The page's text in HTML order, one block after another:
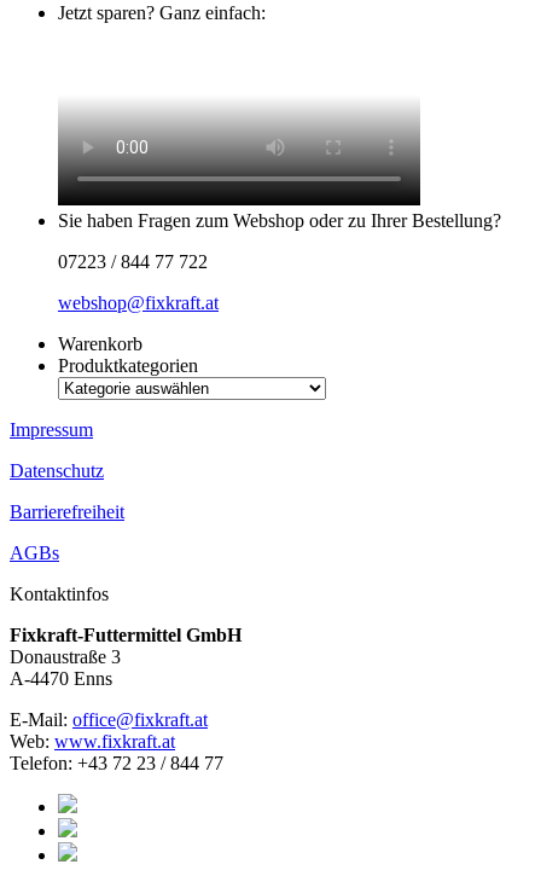
Jetzt sparen? Ganz einfach:
Sie haben Fragen zum Webshop oder zu Ihrer Bestellung?
07223 / 844 77 722
webshop@fixkraft.at
Warenkorb
Produktkategorien
Impressum
Datenschutz
Barrierefreiheit
AGBs
Kontaktinfos
Fixkraft-Futtermittel GmbH
Donaustraße 3
A-4470 Enns
E-Mail: office@fixkraft.at
Web: www.fixkraft.at
Telefon: +43 72 23 / 844 77